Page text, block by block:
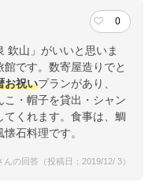
0
欽山」がいいと思いま
です。数寄屋造りでと
お祝いプランがあり、
・帽子を貸出・シャン
てくれます。食事は、鯛
石料理です。
んの回答（投稿日：2019/12/ 3）